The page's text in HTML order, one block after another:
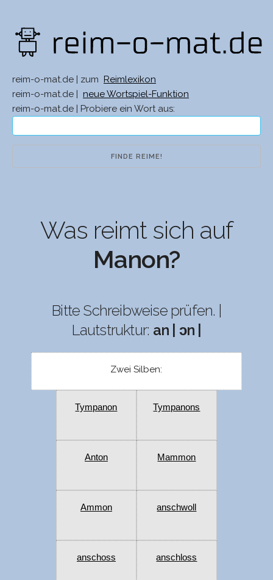
reim-o-mat.de | zum
Reimlexikon
reim-o-mat.de |
neue Wortspiel-Funktion
reim-o-mat.de | Probiere ein Wort aus:
Was reimt sich auf
Manon?
Bitte Schreibweise prüfen. |
Lautstruktur: an | ɔn |
Zwei Silben:
Tympanon Tympanons
Anton Mammon
Ammon anschwoll
anschoss anschloss